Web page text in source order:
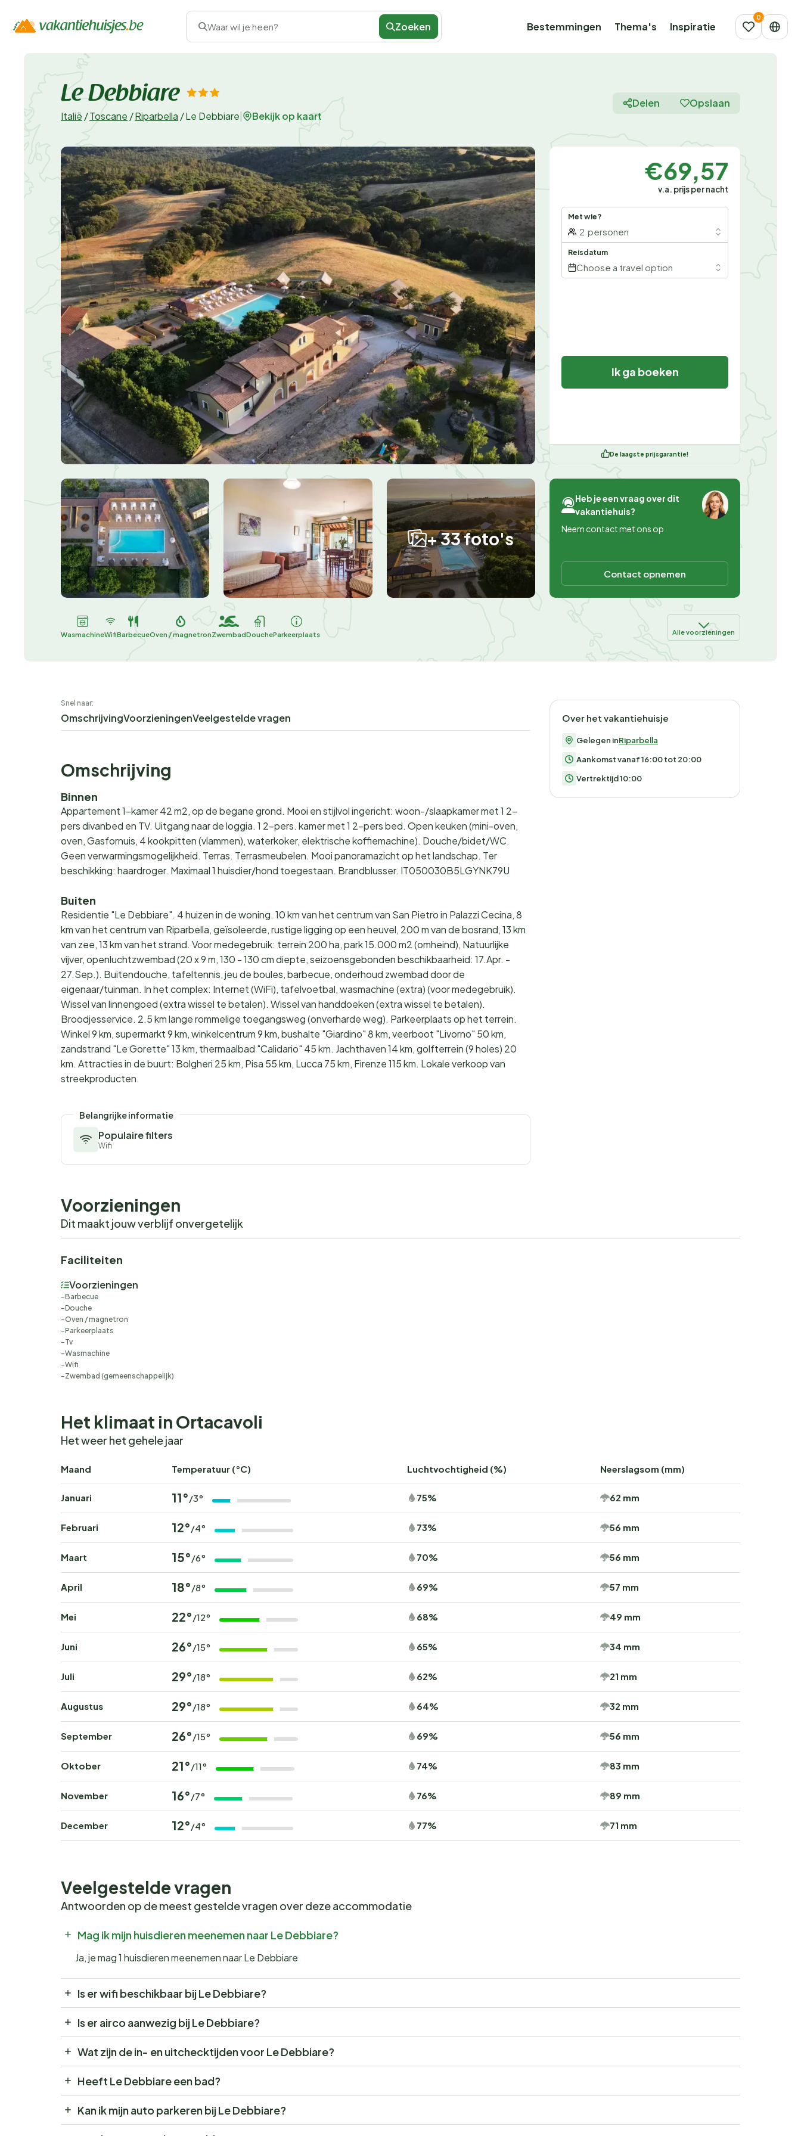
Waar wil je heen? Zoeken Bestemmingen Thema's Inspiratie
Le Debbiare
Italië /Toscane /Riparbella /Le Debbiare Bekijk op kaart
Delen Opslaan
+ 33 foto's
€69,57
v.a. prijs per nacht
Met wie?
2 personen
Reisdatum
Choose a travel option
Ik ga boeken
De laagste prijsgarantie!
Heb je een vraag over dit
vakantiehuis?
Neem contact met ons op
Contact opnemen
WasmachineWifiBarbecueOven / magnetronZwembadDoucheParkeerplaats Alle voorzieningen
Snel naar:
OmschrijvingVoorzieningenVeelgestelde vragen
Omschrijving
Binnen
Appartement 1-kamer 42 m2, op de begane grond. Mooi en stijlvol ingericht: woon-/slaapkamer met 1 2-
pers divanbed en TV. Uitgang naar de loggia. 1 2-pers. kamer met 1 2-pers bed. Open keuken (mini-oven,
oven, Gasfornuis, 4 kookpitten (vlammen), waterkoker, elektrische koffiemachine). Douche/bidet/WC.
Geen verwarmingsmogelijkheid. Terras. Terrasmeubelen. Mooi panoramazicht op het landschap. Ter
beschikking: haardroger. Maximaal 1 huisdier/hond toegestaan. Brandblusser. IT050030B5LGYNK79U
Buiten
Residentie "Le Debbiare". 4 huizen in de woning. 10 km van het centrum van San Pietro in Palazzi Cecina, 8
km van het centrum van Riparbella, geïsoleerde, rustige ligging op een heuvel, 200 m van de bosrand, 13 km
van zee, 13 km van het strand. Voor medegebruik: terrein 200 ha, park 15.000 m2 (omheind), Natuurlijke
vijver, openluchtzwembad (20 x 9 m, 130 - 130 cm diepte, seizoensgebonden beschikbaarheid: 17.Apr. -
27.Sep.). Buitendouche, tafeltennis, jeu de boules, barbecue, onderhoud zwembad door de
eigenaar/tuinman. In het complex: Internet (WiFi), tafelvoetbal, wasmachine (extra) (voor medegebruik).
Wissel van linnengoed (extra wissel te betalen). Wissel van handdoeken (extra wissel te betalen).
Broodjesservice. 2.5 km lange rommelige toegangsweg (onverharde weg). Parkeerplaats op het terrein.
Winkel 9 km, supermarkt 9 km, winkelcentrum 9 km, bushalte "Giardino" 8 km, veerboot "Livorno" 50 km,
zandstrand "Le Gorette" 13 km, thermaalbad "Calidario" 45 km. Jachthaven 14 km, golfterrein (9 holes) 20
km. Attracties in de buurt: Bolgheri 25 km, Pisa 55 km, Lucca 75 km, Firenze 115 km. Lokale verkoop van
streekproducten.
Belangrijke informatie
Populaire filters
Wifi
Over het vakantiehuisje
Gelegen inRiparbella
Aankomst vanaf 16:00 tot 20:00
Vertrektijd 10:00
Voorzieningen
Dit maakt jouw verblijf onvergetelijk
Faciliteiten
Voorzieningen
Barbecue
Douche
Oven / magnetron
Parkeerplaats
Tv
Wasmachine
Wifi
Zwembad (gemeenschappelijk)
Het klimaat in Ortacavoli
Het weer het gehele jaar
Maand Temperatuur (°C) Luchtvochtigheid (%) Neerslagsom (mm)
Januari 11° /3° 75% 62 mm
Februari 12° /4° 73% 56 mm
Maart 15° /6° 70% 56 mm
April 18° /8° 69% 57 mm
Mei 22° /12° 68% 49 mm
Juni 26° /15° 65% 34 mm
Juli 29° /18° 62% 21 mm
Augustus 29° /18° 64% 32 mm
September 26° /15° 69% 56 mm
Oktober 21° /11° 74% 83 mm
November 16° /7° 76% 89 mm
December 12° /4° 77% 71 mm
Veelgestelde vragen
Antwoorden op de meest gestelde vragen over deze accommodatie
Mag ik mijn huisdieren meenemen naar Le Debbiare?
Ja, je mag 1 huisdieren meenemen naar Le Debbiare
Is er wifi beschikbaar bij Le Debbiare?
Is er airco aanwezig bij Le Debbiare?
Wat zijn de in- en uitchecktijden voor Le Debbiare?
Heeft Le Debbiare een bad?
Kan ik mijn auto parkeren bij Le Debbiare?